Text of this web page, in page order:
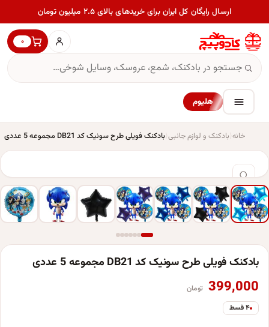
ارسال رایگان کل ایران برای خریدهای بالای ۲.۵ میلیون تومان
۰
هلیوم
خانه بادکنک و لوازم جانبی بادکنک فویلی طرح سونیک کد DB21 مجموعه 5 عددی
بادکنک فویلی طرح سونیک کد DB21 مجموعه 5 عددی
399,000 تومان
۴ قسط